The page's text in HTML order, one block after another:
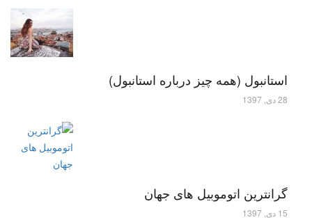
استانبول (همه چیز درباره استانبول)
28 دی, 1397
گرانترین اتوموبیل های جهان
15 دی, 1397